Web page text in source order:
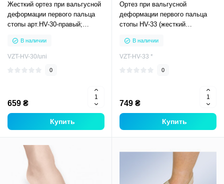
Жесткий ортез при вальгусной
деформации первого пальца
стопы арт.HV-30-правый;
В наличии
VZT-HV-30/uni
0
659 ₴
Купить
Ортез при вальгусной
деформации первого пальца
стопы HV-33 (жесткий
пальца ноги)
В наличии
VZT-HV-33 *
0
749 ₴
Купить